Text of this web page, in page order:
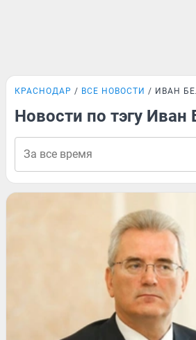
КРАСНОДАР ВСЕ НОВОСТИ ИВАН
Новости по тэгу Иван